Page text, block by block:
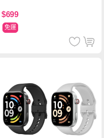
$699
免運